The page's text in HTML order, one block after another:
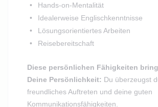
Hands-on-Mentalität
Idealerweise Englischkenntnisse
Lösungsorientiertes Arbeiten
Reisebereitschaft
Diese persönlichen Fähigkeiten
Deine Persönlichkeit: Du überzeugst
freundliches Auftreten und deine guten
Kommunikationsfähigkeiten.